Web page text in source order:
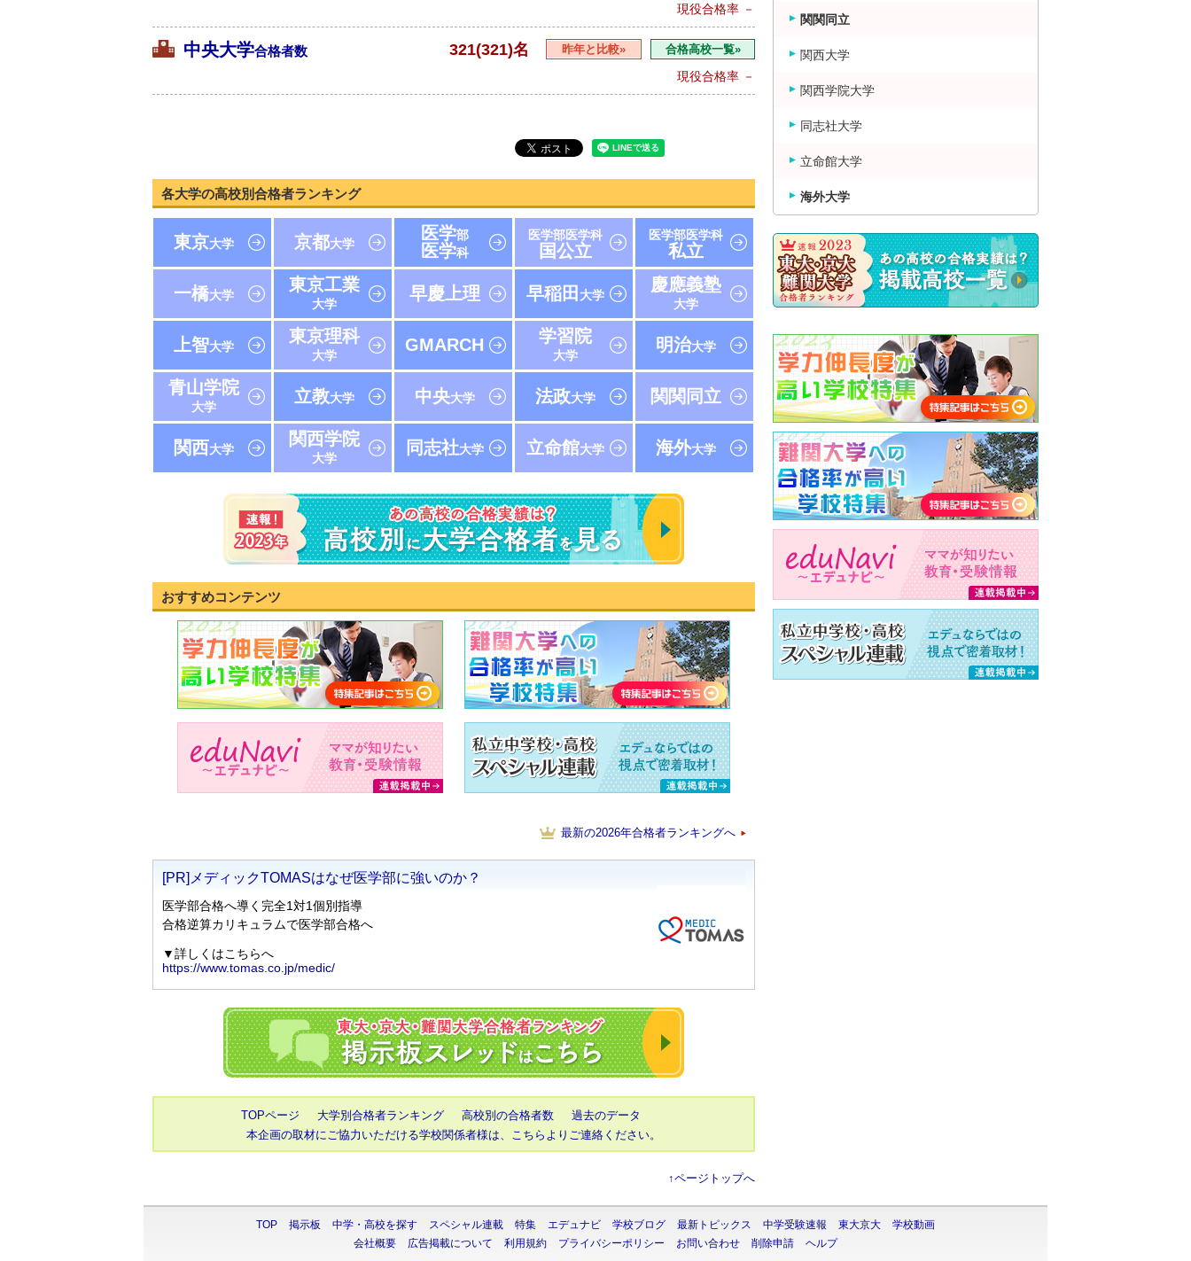
現役合格率 －
中央大学合格者数 321(321)名 昨年と比較» 合格高校一覧»
現役合格率 －
各大学の高校別合格者ランキング
東京大学 京都大学
医学部
医学科
医学部医学科
国公立
医学部医学科
私立
一橋大学
東京工業
大学
早慶上理 早稲田 大学
慶應義塾
大学
上智大学
東京理科
大学
GMARCH 学習院
大学
明治大学
青山学院
大学
立教大学 中央大学 法政大学 関関同立
関西大学
関西学院
大学
同志社大学 立命館大学 海外大学
速報！2023年 東大・京大・難関大学合格者ランキング あの高校の実績は？ 掲載高校一覧を見る
おすすめコンテンツ
最新の2026年合格者ランキングへ
TOPページ 大学別合格者ランキング 高校別の合格者数
過去のデータ
本企画の取材にご協力いただける学校関係者様は、こちらよりご連絡ください。
↑ページトップへ
関関同立
関西大学
関西学院大学
同志社大学
立命館大学
海外大学
TOP 掲示板 中学・高校を探す スペシャル連載 特集 エデュナビ 学校ブログ 最新トピックス 中学受験速報 東大京大
学校動画
会社概要
広告掲載について 利用規約 プライバシーポリシー お問い合わせ 削除申請 ヘルプ